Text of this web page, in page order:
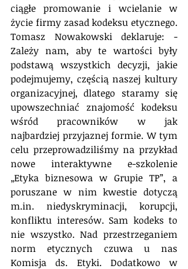
ciągłe promowanie i wcielanie w
życie firmy zasad kodeksu etycznego.
Tomasz Nowakowski deklaruje: -
Zależy nam, aby te wartości były
podstawą wszystkich decyzji, jakie
podejmujemy, częścią naszej kultury
organizacyjnej, dlatego staramy się
upowszechniać znajomość kodeksu
wśród pracowników w jak
najbardziej przyjaznej formie. W tym
celu przeprowadziliśmy na przykład
nowe interaktywne e-szkolenie
„Etyka biznesowa w Grupie TP”, a
poruszane w nim kwestie dotyczą
m.in. niedyskryminacji, korupcji,
konfliktu interesów. Sam kodeks to
nie wszystko. Nad przestrzeganiem
norm etycznych czuwa u nas
Komisja ds. Etyki. Dodatkowo w